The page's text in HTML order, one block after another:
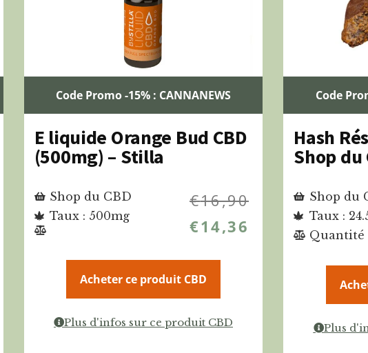
Code Promo -15% : CANNANEWS
E liquide Orange Bud CBD
(500mg) – Stilla
Shop du CBD
Taux : 500mg
€16,90
€14,36
Acheter ce produit CBD
Plus d'infos sur ce produit CBD
Code
Hash
Shop du
Shop du
Taux :
Quantité
Plus